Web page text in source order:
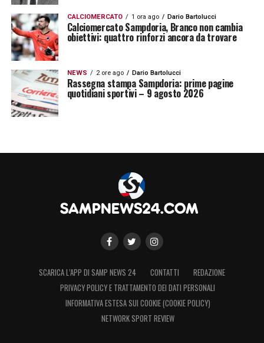
CALCIOMERCATO 1 ora ago Dario Bartolucci
Calciomercato Sampdoria, Branco non cambia
obiettivi: quattro rinforzi ancora da trovare
NEWS 2 ore ago Dario Bartolucci
Rassegna stampa Sampdoria: prime pagine
quotidiani sportivi – 9 agosto 2026
SCARICA L’APP DI SAMP NEWS 24 CONTATTI
REDAZIONE
PRIVACY POLICY E TRATTAMENTO DEI DATI PERSONALI
INFORMATIVA ESTESA SUI COOKIE (COOKIE POLICY)
NETWORK SPORT REVIEW